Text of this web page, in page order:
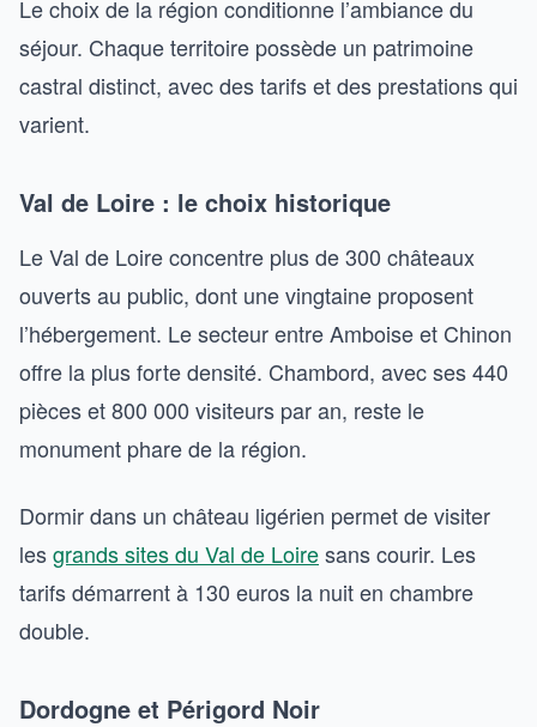
Le choix de la région conditionne l’ambiance du
séjour. Chaque territoire possède un patrimoine
castral distinct, avec des tarifs et des prestations qui
varient.
Val de Loire : le choix historique
Le Val de Loire concentre plus de 300 châteaux
ouverts au public, dont une vingtaine proposent
l’hébergement. Le secteur entre Amboise et Chinon
offre la plus forte densité. Chambord, avec ses 440
pièces et 800 000 visiteurs par an, reste le
monument phare de la région.
Dormir dans un château ligérien permet de visiter
lesgrands sites du Val de Loiresans courir. Les
tarifs démarrent à 130 euros la nuit en chambre
double.
Dordogne et Périgord Noir